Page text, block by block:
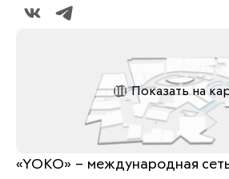
Показать на
«YOKO» – международная